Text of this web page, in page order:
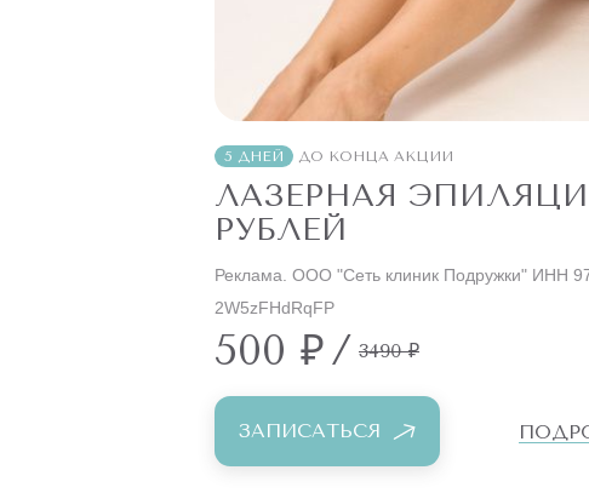
5 ДНЕЙ ДО КОНЦА АКЦИИ
ЛАЗЕРНАЯ
РУБЛЕЙ
500 ₽/ 3490 ₽
Реклама. ООО "Сеть клиник Подружки" ИНН
2W5zFHdRqFP
ЗАПИСАТЬСЯ